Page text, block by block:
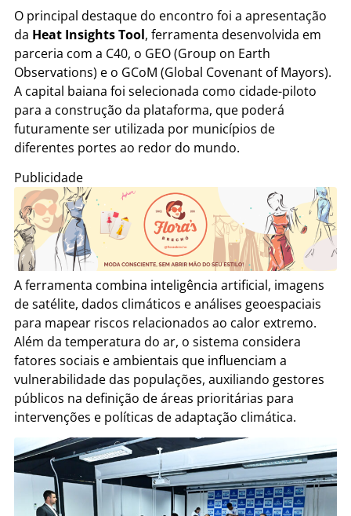
O principal destaque do encontro foi a apresentação
da Heat Insights Tool, ferramenta desenvolvida em
parceria com a C40, o GEO (Group on Earth
Observations) e o GCoM (Global Covenant of Mayors).
A capital baiana foi selecionada como cidade-piloto
para a construção da plataforma, que poderá
futuramente ser utilizada por municípios de
diferentes portes ao redor do mundo.
Publicidade
A ferramenta combina inteligência artificial, imagens
de satélite, dados climáticos e análises geoespaciais
para mapear riscos relacionados ao calor extremo.
Além da temperatura do ar, o sistema considera
fatores sociais e ambientais que influenciam a
vulnerabilidade das populações, auxiliando gestores
públicos na definição de áreas prioritárias para
intervenções e políticas de adaptação climática.